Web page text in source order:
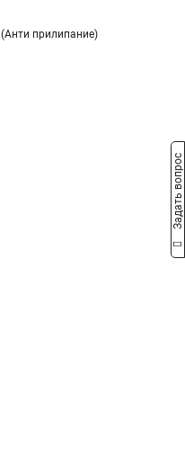
прилипание)
Задать вопрос